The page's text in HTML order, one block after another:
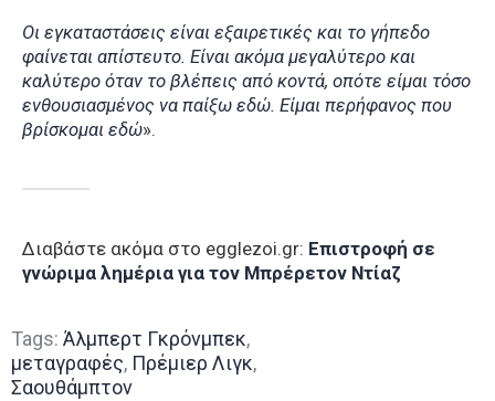
Οι εγκαταστάσεις είναι εξαιρετικές και το γήπεδο
φαίνεται απίστευτο. Είναι ακόμα μεγαλύτερο και
καλύτερο όταν το βλέπεις από κοντά, οπότε είμαι τόσο
ενθουσιασμένος να παίξω εδώ. Είμαι περήφανος που
βρίσκομαι εδώ».
Διαβάστε ακόμα στο egglezoi.gr: Επιστροφή σε
γνώριμα λημέρια για τον Μπρέρετον Ντίαζ
Tags: Άλμπερτ Γκρόνμπεκ,
μεταγραφές, Πρέμιερ Λιγκ,
Σαουθάμπτον